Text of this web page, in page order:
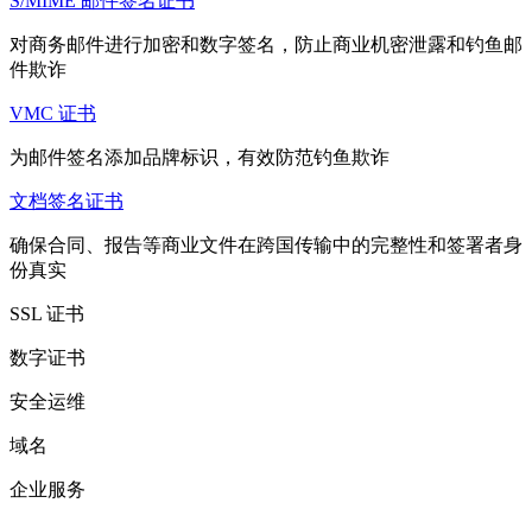
对商务邮件进行加密和数字签名，防止商业机密泄露和钓鱼邮
件欺诈
VMC 证书
为邮件签名添加品牌标识，有效防范钓鱼欺诈
文档签名证书
确保合同、报告等商业文件在跨国传输中的完整性和签署者身
份真实
SSL 证书
数字证书
安全运维
域名
企业服务